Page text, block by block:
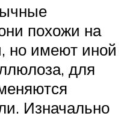
похожи на
но имеют иной
для
Изначально